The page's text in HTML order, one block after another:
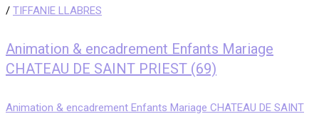
/ TIFFANIE LLABRES
Animation & encadrement Enfants Mariage
CHATEAU DE SAINT PRIEST (69)
Animation & encadrement Enfants Mariage CHATEAU DE SAINT